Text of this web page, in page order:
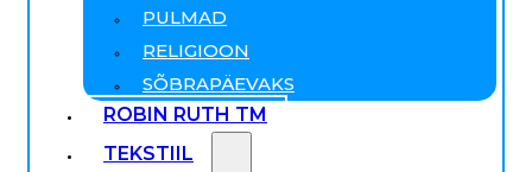
PULMAD
RELIGIOON
SÕBRAPÄEVAKS
ROBIN RUTH TM
TEKSTIIL